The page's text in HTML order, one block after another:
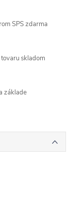
SPS zdarma
skladom
základe